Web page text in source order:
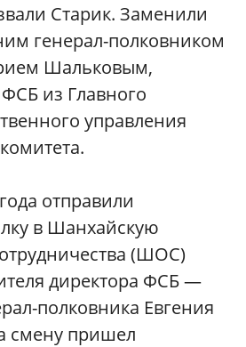
Старик. Заменили
генерал-полковником
Шальковым,
из Главного
управления
отправили
в Шанхайскую
(ШОС)
директора ФСБ —
полковника Евгения
смену пришел